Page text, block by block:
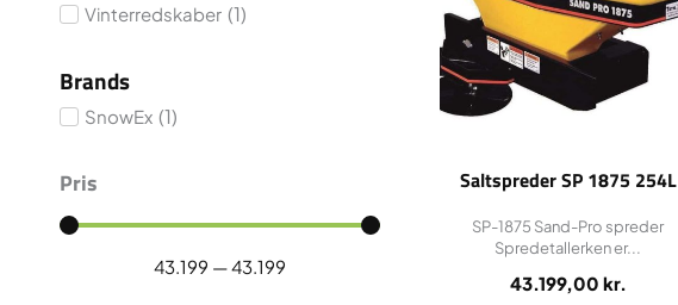
Vinterredskaber (1)
Brands
SnowEx (1)
Pris
43.199 —43.199
Saltspreder SP 1875 254L
43.199,00 kr.
SP-1875 Sand-Pro spreder
Spredetallerken er...